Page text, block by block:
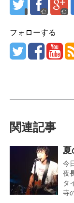
フォローする
関連記事
夏
今
夜
タ
寺